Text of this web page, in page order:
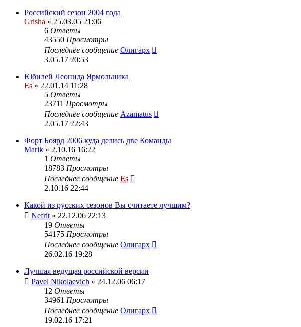
Российский сезон 2004 года
Grisha » 25.03.05 21:06
6 Ответы
43550 Просмотры
Последнее сообщение Олигарх
3.05.17 20:53
Юбилей Леонида Ярмольника
Es » 22.01.14 11:28
5 Ответы
23711 Просмотры
Последнее сообщение Azamatus
2.05.17 22:43
Форт Боярд 2006 куда делись две Команды
Marik » 2.10.16 16:22
1 Ответы
18783 Просмотры
Последнее сообщение Es
2.10.16 22:44
Какой из русских сезонов Вы считаете лучшим?
Nefrit » 22.12.06 22:13
19 Ответы
54175 Просмотры
Последнее сообщение Олигарх
26.02.16 19:28
Лучшая ведущая российской версии
Pavel Nikolaevich » 24.12.06 06:17
12 Ответы
34961 Просмотры
Последнее сообщение Олигарх
19.02.16 17:21